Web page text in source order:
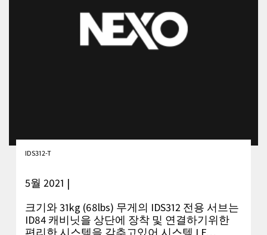
IDS312-T
5월 2021 |
크기와 31kg (68lbs) 무게의 IDS312 전용 서브는
ID84 캐비닛을 상단에 장착 및 연결하기위한
편리한 시스템을 갖추고있어 시스템 LF…